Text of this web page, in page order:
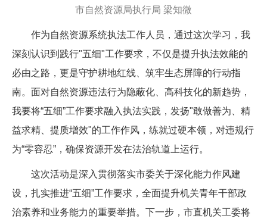
市自然资源局执行局 梁知微
作为自然资源系统执法工作人员，通过这次学习，我
深刻认识到践行"五细"工作要求，不仅是提升执法效能的
必由之路，更是守护耕地红线、筑牢生态屏障的行动指
南。面对自然资源违法行为隐蔽化、高科技化的新趋势，
我要将“五细”工作要求融入执法实践，发扬"敢做善为、精
益求精、提质增效"的工作作风，练就过硬本领，对违规行
为“零容忍”，确保资源开发在法治轨道上运行。
这次活动是深入贯彻落实市委关于深化能力作风建
设，扎实推进“五细”工作要求，全面提升机关青年干部政
治素养和业务能力的重要举措。下一步，市直机关工委将